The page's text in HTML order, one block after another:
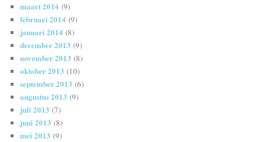
maart 2014 (9)
februari 2014 (9)
januari 2014 (8)
december 2013 (9)
november 2013 (8)
oktober 2013 (10)
september 2013 (6)
augustus 2013 (9)
juli 2013 (7)
juni 2013 (8)
mei 2013 (9)